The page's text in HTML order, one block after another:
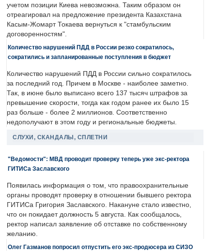
учетом позиции Киева невозможна. Таким образом он
отреагировал на предложение президента Казахстана
Касым-Жомарт Токаева вернуться к "стамбульским
договоренностям".
Количество нарушений ПДД в России резко сократилось,
сократились и запланированные поступления в бюджет
Количество нарушений ПДД в России сильно сократилось
за последний год. Причем в Москве - наиболее заметно.
Так, в июне было выписано всего 137 тысяч штрафов за
превышение скорости, тогда как годом ранее их было 15
раз больше - более 2 миллионов. Соответственно
недополучают в этом году и региональные бюджеты.
СЛУХИ, СКАНДАЛЫ, СПЛЕТНИ
"Ведомости": МВД проводит проверку теперь уже экс-ректора
ГИТИСа Заславского
Появилась информация о том, что правоохранительные
органы проводят проверку в отношении бывшего ректора
ГИТИСа Григория Заславского. Накануне стало известно,
что он покидает должность 5 августа. Как сообщалось,
ректор написал заявление об отставке по собственному
желанию.
Олег Газманов попросил отпустить его экс-продюсера из СИЗО